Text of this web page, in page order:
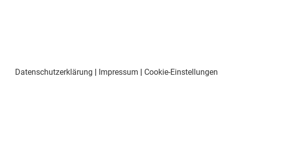
Datenschutzerklärung | Impressum | Cookie-Einstellungen